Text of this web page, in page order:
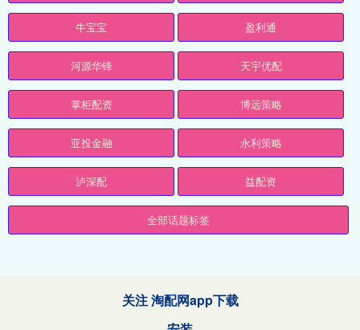
牛宝宝 盈利通
河源华锋 天宇优配
掌柜配资 博远策略
亚投金融 永利策略
泸深配 益配资
全部话题标签
关注 淘配网app下载